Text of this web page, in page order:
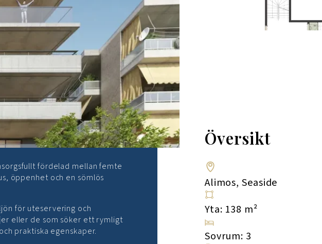
med
1,247,000 €
fördelad mellan femte
öppenhet och en sömlös
för uteservering och
eller de som söker ett rymligt
praktiska egenskaper.
Översikt
Alimos, Seaside
Yta: 138 m²
Sovrum: 3